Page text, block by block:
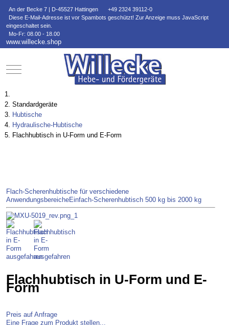
An der Becke 7 | D-45527 Hattingen
+49 2324 39112-0
Diese E-Mail-Adresse ist vor Spambots geschützt! Zur Anzeige muss JavaScript
eingeschaltet sein.
Mo-Fr: 08.00 - 18.00
www.willecke.shop
Mobile Menu Toggle
Standardgeräte
Hubtische
Hydraulische-Hubtische
Flachhubtisch in U-Form und E-Form
Flach-Scherenhubtische für verschiedene
AnwendungsbereicheEinfach-Scherenhubtisch 500 kg bis 2000 kg
Flachhubtisch in U-Form und E-
Form
Preis auf Anfrage
Eine Frage zum Produkt stellen...